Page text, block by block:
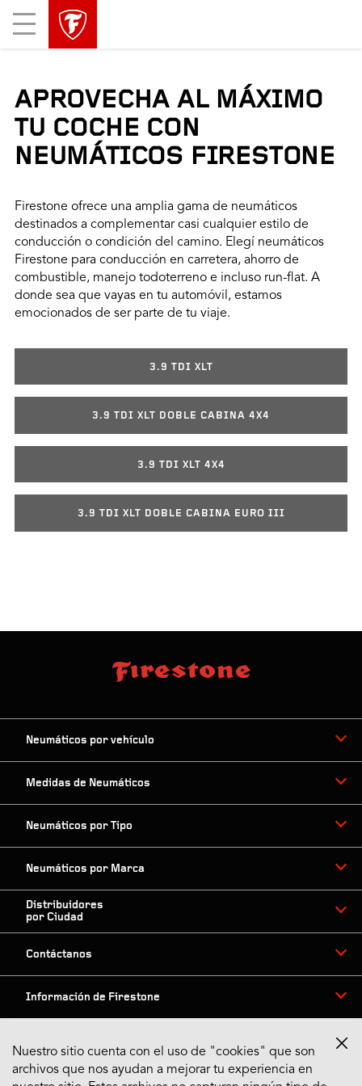
Mobile
Menu
APROVECHA AL MÁXIMO
TU COCHE CON
NEUMÁTICOS FIRESTONE
Firestone ofrece una amplia gama de neumáticos
destinados a complementar casi cualquier estilo de
conducción o condición del camino. Elegí neumáticos
Firestone para conducción en carretera, ahorro de
combustible, manejo todoterreno e incluso run-flat. A
donde sea que vayas en tu automóvil, estamos
emocionados de ser parte de tu viaje.
3.9 TDI XLT
3.9 TDI XLT DOBLE CABINA 4X4
3.9 TDI XLT 4X4
3.9 TDI XLT DOBLE CABINA EURO III
Neumáticos por vehículo
Medidas de Neumáticos
Neumáticos por Tipo
Neumáticos por Marca
Distribuidores
por Ciudad
Contáctanos
Información de Firestone
Síguenos en Redes
Nuestro sitio cuenta con el uso de "cookies" que son
archivos que nos ayudan a mejorar tu experiencia en